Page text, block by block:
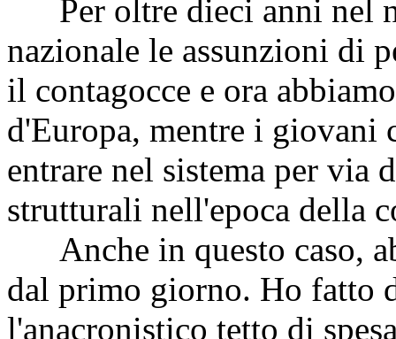
Per oltre dieci anni nel
nazionale le assunzioni di
il contagocce e ora
d'Europa, mentre i giovani
entrare nel sistema per via
strutturali nell'epoca della
Anche in questo caso,
dal primo giorno. Ho fatto
l'anacronistico tetto di